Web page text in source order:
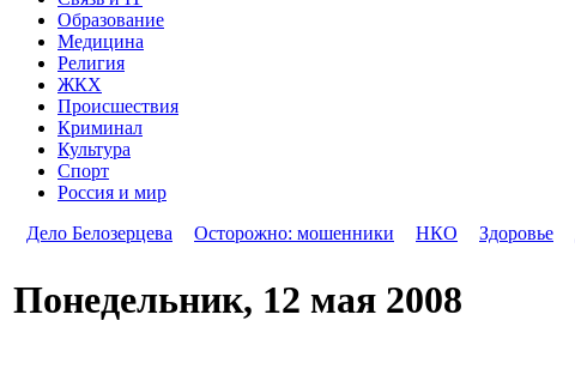
Образование
Медицина
Религия
ЖКХ
Происшествия
Криминал
Культура
Спорт
Россия и мир
Дело Белозерцева
Осторожно: мошенники НКО Здоровье
Понедельник, 12 мая 2008